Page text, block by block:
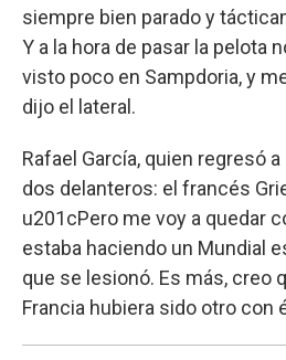
siempre bien parado y
Y a la hora de pasar la pelota
visto poco en Sampdoria, y
dijo el lateral.
Rafael García, quien regresó
dos delanteros: el francés
u201cPero me voy a quedar
estaba haciendo un Mundial
que se lesionó. Es más, creo
Francia hubiera sido otro con